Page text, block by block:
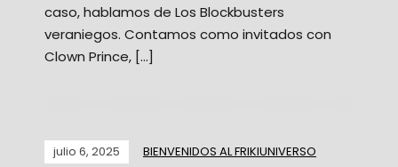
caso, hablamos de Los Blockbusters
veraniegos. Contamos como invitados con
Clown Prince, […]
julio 6, 2025 BIENVENIDOS AL FRIKIUNIVERSO